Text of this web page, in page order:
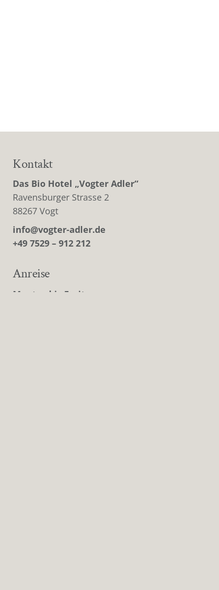
Kontakt
Das Bio Hotel „Vogter Adler“
Ravensburger Strasse 2
88267 Vogt
info@vogter-adler.de
+49 7529 – 912 212
Anreise
Montag bis Freitag